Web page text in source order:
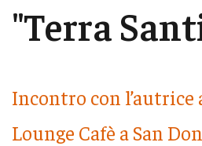
"Terra
Incontro con l’autrice
Lounge Cafè a San